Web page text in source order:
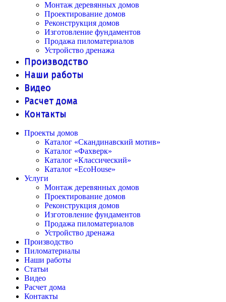
Монтаж деревянных домов
Проектирование домов
Реконструкция домов
Изготовление фундаментов
Продажа пиломатериалов
Устройство дренажа
Производство
Наши работы
Видео
Расчет дома
Контакты
Проекты домов
Каталог «Скандинавский мотив»
Каталог «Фахверк»
Каталог «Классический»
Каталог «EcoHouse»
Услуги
Монтаж деревянных домов
Проектирование домов
Реконструкция домов
Изготовление фундаментов
Продажа пиломатериалов
Устройство дренажа
Производство
Пиломатериалы
Наши работы
Статьи
Видео
Расчет дома
Контакты